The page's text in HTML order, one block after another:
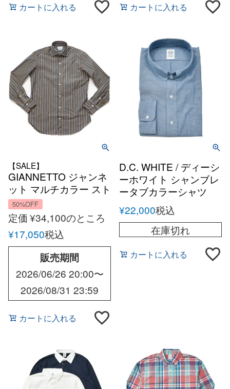
カートに入れる カートに入れる
【SALE】
GIANNETTO ジャンネ
ット マルチカラー スト
ライプシャツ オール
シーズン メンズ イタリ
ア スリムフィット
50%OFF
定価¥34,100のところ
¥17,050税込
販売期間
2026/06/26 20:00〜
2026/08/31 23:59
カートに入れる
D.C. WHITE / ディーシ
ーホワイト シャンブレ
ータブカラーシャツ
¥22,000税込
在庫切れ
カートに入れる